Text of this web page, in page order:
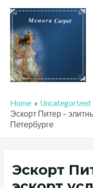
Skip
content
Home
Uncategorized
Эскорт Питер –
Петербурге
Эскорт